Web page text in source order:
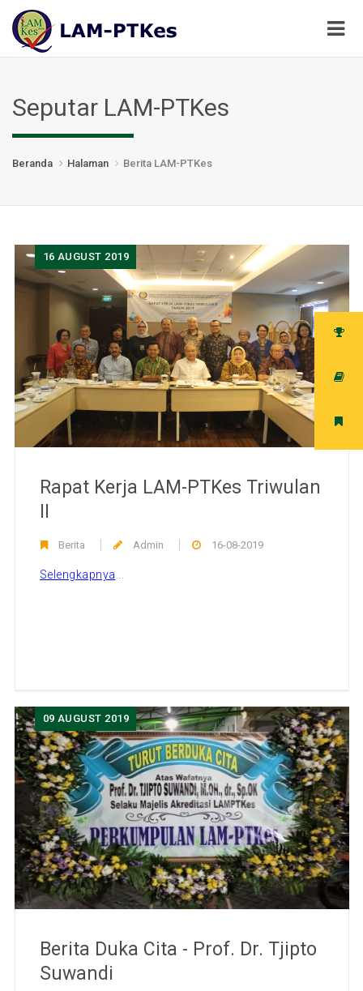
Seputar LAM-PTKes
Beranda Halaman Berita LAM-PTKes
16 AUGUST 2019
Rapat Kerja LAM-PTKes Triwulan
II
Berita Admin 16-08-2019
Selengkapnya
09 AUGUST 2019
Berita Duka Cita - Prof. Dr. Tjipto
Suwandi